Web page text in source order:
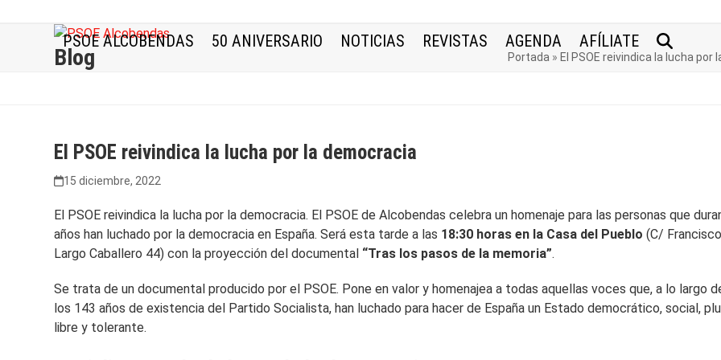
PSOE ALCOBENDAS 50 ANIVERSARIO NOTICIAS REVISTAS AGENDA AFÍLIATE
Blog Portada » El PSOE reivindica la lucha por
El PSOE reivindica la lucha por la democracia
15 diciembre, 2022
El PSOE reivindica la lucha por la democracia. El PSOE de Alcobendas celebra un homenaje para las personas que
años han luchado por la democracia en España. Será esta tarde a las 18:30 horas en la Casa del Pueblo (C/ Francisco
Largo Caballero 44) con la proyección del documental “Tras los pasos de la memoria”.
Se trata de un documental producido por el PSOE. Pone en valor y homenajea a todas aquellas voces que, a lo largo
los 143 años de existencia del Partido Socialista, han luchado para hacer de España un Estado democrático, social,
libre y tolerante.